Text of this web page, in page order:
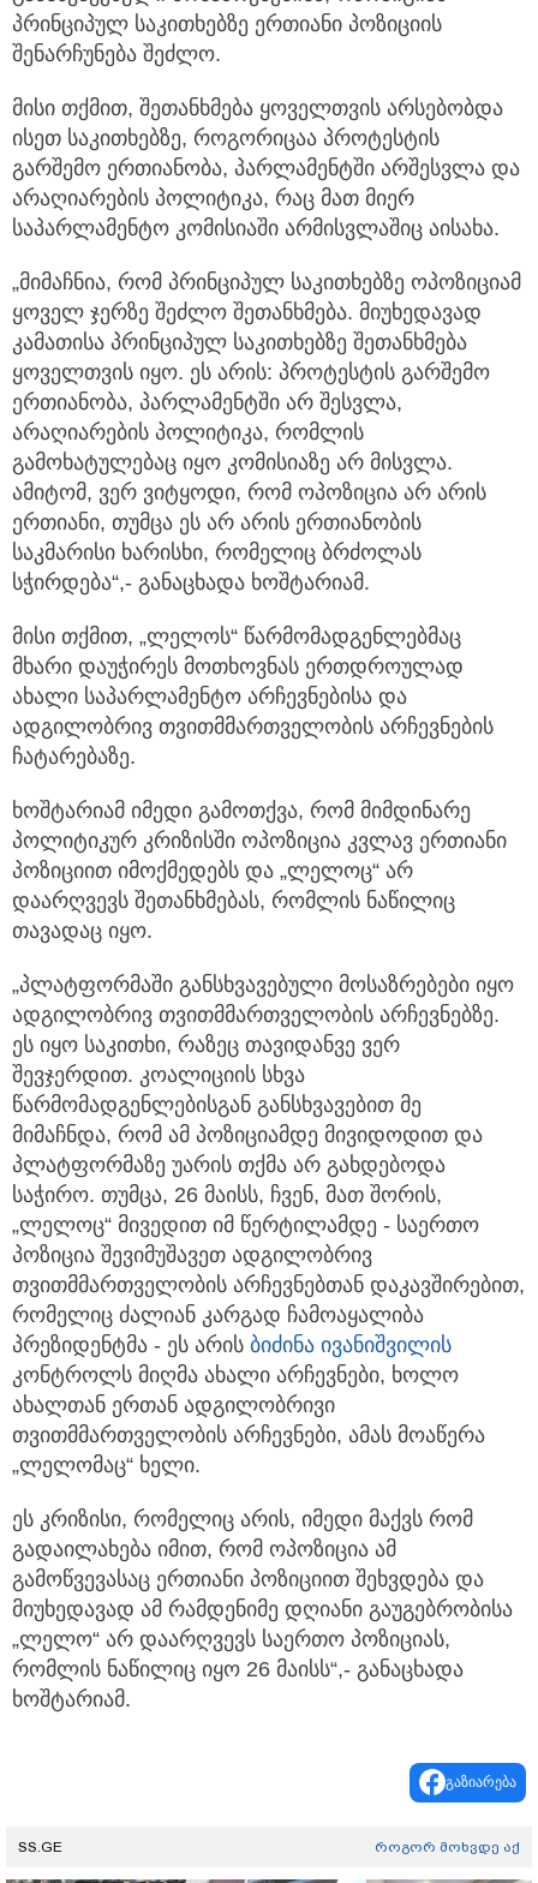
პრინციპულ საკითხებზე ერთიანი პოზიციის
შენარჩუნება შეძლო.
მისი თქმით, შეთანხმება ყოველთვის არსებობდა
ისეთ საკითხებზე, როგორიცაა პროტესტის
გარშემო ერთიანობა, პარლამენტში არშესვლა და
არაღიარების პოლიტიკა, რაც მათ მიერ
საპარლამენტო კომისიაში არმისვლაშიც აისახა.
„მიმაჩნია, რომ პრინციპულ საკითხებზე ოპოზიციამ
ყოველ ჯერზე შეძლო შეთანხმება. მიუხედავად
კამათისა პრინციპულ საკითხებზე შეთანხმება
ყოველთვის იყო. ეს არის: პროტესტის გარშემო
ერთიანობა, პარლამენტში არ შესვლა,
არაღიარების პოლიტიკა, რომლის
გამოხატულებაც იყო კომისიაზე არ მისვლა.
ამიტომ, ვერ ვიტყოდი, რომ ოპოზიცია არ არის
ერთიანი, თუმცა ეს არ არის ერთიანობის
საკმარისი ხარისხი, რომელიც ბრძოლას
სჭირდება“,- განაცხადა ხოშტარიამ.
მისი თქმით, „ლელოს“ წარმომადგენლებმაც
მხარი დაუჭირეს მოთხოვნას ერთდროულად
ახალი საპარლამენტო არჩევნებისა და
ადგილობრივ თვითმმართველობის არჩევნების
ჩატარებაზე.
ხოშტარიამ იმედი გამოთქვა, რომ მიმდინარე
პოლიტიკურ კრიზისში ოპოზიცია კვლავ ერთიანი
პოზიციით იმოქმედებს და „ლელოც“ არ
დაარღვევს შეთანხმებას, რომლის ნაწილიც
თავადაც იყო.
„პლატფორმაში განსხვავებული მოსაზრებები იყო
ადგილობრივ თვითმმართველობის არჩევნებზე.
ეს იყო საკითხი, რაზეც თავიდანვე ვერ
შევჯერდით. კოალიციის სხვა
წარმომადგენლებისგან განსხვავებით მე
მიმაჩნდა, რომ ამ პოზიციამდე მივიდოდით და
პლატფორმაზე უარის თქმა არ გახდებოდა
საჭირო. თუმცა, 26 მაისს, ჩვენ, მათ შორის,
„ლელოც“ მივედით იმ წერტილამდე - საერთო
პოზიცია შევიმუშავეთ ადგილობრივ
თვითმმართველობის არჩევნებთან დაკავშირებით,
რომელიც ძალიან კარგად ჩამოაყალიბა
პრეზიდენტმა - ეს არის ბიძინა ივანიშვილის
კონტროლს მიღმა ახალი არჩევნები, ხოლო
ახალთან ერთან ადგილობრივი
თვითმმართველობის არჩევნები, ამას მოაწერა
„ლელომაც“ ხელი.
ეს კრიზისი, რომელიც არის, იმედი მაქვს რომ
გადაილახება იმით, რომ ოპოზიცია ამ
გამოწვევასაც ერთიანი პოზიციით შეხვდება და
მიუხედავად ამ რამდენიმე დღიანი გაუგებრობისა
„ლელო“ არ დაარღვევს საერთო პოზიციას,
რომლის ნაწილიც იყო 26 მაისს“,- განაცხადა
ხოშტარიამ.
გაზიარება
SS.GE როგორ მოხვდე აქ